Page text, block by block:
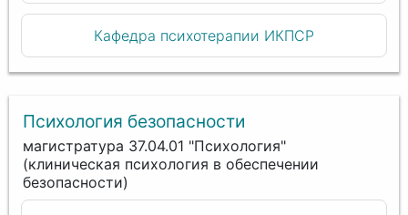
Кафедра психотерапии ИКПСР
Психология безопасности
магистратура 37.04.01 "Психология"
(клиническая психология в обеспечении
безопасности)